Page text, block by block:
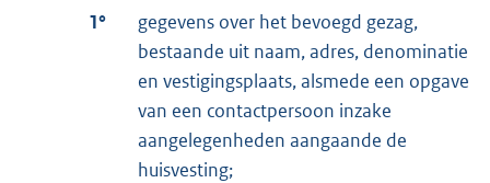
1°
gegevens over het bevoegd gezag,
bestaande uit naam, adres, denominatie
en vestigingsplaats, alsmede een opgave
van een contactpersoon inzake
aangelegenheden aangaande de
huisvesting;